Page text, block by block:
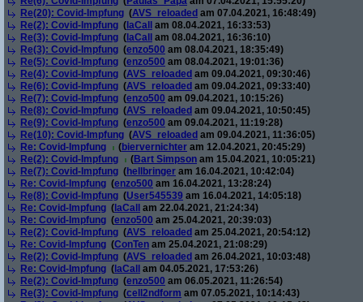
Re(20): Covid-Impfung (AVS_reloaded am 07.04.2021, 16:48:49)
Re(2): Covid-Impfung ( laCall
am 08.04.2021, 16:33:53)
Re(3): Covid-Impfung ( laCall
am 08.04.2021, 16:36:10)
Re(3): Covid-Impfung (enzo500 am 08.04.2021, 18:35:49)
Re(5): Covid-Impfung (enzo500 am 08.04.2021, 19:01:36)
Re(4): Covid-Impfung (AVS_reloaded am 09.04.2021, 09:30:46)
Re(6): Covid-Impfung (AVS_reloaded am 09.04.2021, 09:33:40)
Re(7): Covid-Impfung (enzo500 am 09.04.2021, 10:15:26)
Re(8): Covid-Impfung (AVS_reloaded am 09.04.2021, 10:50:45)
Re(9): Covid-Impfung (enzo500 am 09.04.2021, 11:19:28)
Re(10): Covid-Impfung (AVS_reloaded am 09.04.2021, 11:36:05)
Re: Covid-Impfung
(biervernichter am 12.04.2021, 20:45:29)
Re(2): Covid-Impfung
(Bart Simpson am 15.04.2021, 10:05:21)
Re(7): Covid-Impfung (hellbringer am 16.04.2021, 10:42:04)
Re: Covid-Impfung (enzo500 am 16.04.2021, 13:28:24)
Re(8): Covid-Impfung (User545539 am 16.04.2021, 14:05:18)
Re: Covid-Impfung ( laCall
am 22.04.2021, 21:24:34)
Re: Covid-Impfung (enzo500 am 25.04.2021, 20:39:03)
Re(2): Covid-Impfung (AVS_reloaded am 25.04.2021, 20:54:12)
Re: Covid-Impfung (ConTen am 25.04.2021, 21:08:29)
Re(2): Covid-Impfung (AVS_reloaded am 26.04.2021, 10:03:48)
Re: Covid-Impfung ( laCall
am 04.05.2021, 17:53:26)
Re(2): Covid-Impfung (enzo500 am 06.05.2021, 11:26:54)
Re(3): Covid-Impfung (cell2ndform am 07.05.2021, 10:14:43)